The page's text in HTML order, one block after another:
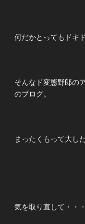
何だかとってもドキ
そんなド変態野郎の
のブログ。
まったくもって大し
気を取り直して・・・